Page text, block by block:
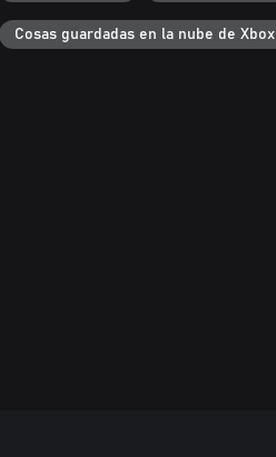
Cosas guardadas en la nube de Xbox